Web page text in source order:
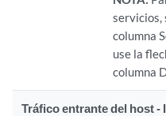
servicios,
columna
use la
columna
Tráfico entrante del host -